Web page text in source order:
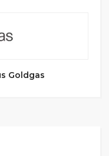
Goldgas